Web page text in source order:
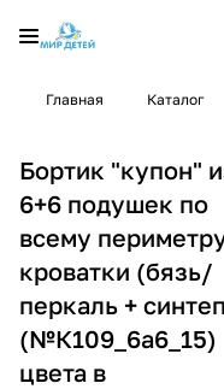
Главная Каталог
Бортик "купон"
6+6 подушек по
всему
кроватки (бязь/
перкаль +
(№К109_6а6_15)
цвета в